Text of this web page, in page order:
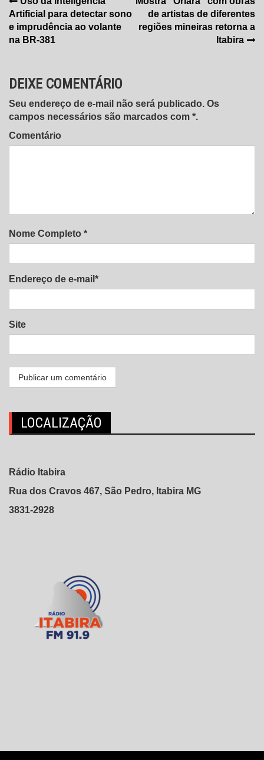
de
Post
Artificial para detectar sono
e imprudência ao volante
na BR-381
de artistas de diferentes
regiões mineiras retorna a
Itabira
DEIXE COMENTÁRIO
Seu endereço de e-mail não será publicado. Os
campos necessários são marcados com *.
Comentário
Nome Completo *
Endereço de e-mail*
Site
LOCALIZAÇÃO
Rádio Itabira
Rua dos Cravos 467, São Pedro, Itabira MG
3831-2928